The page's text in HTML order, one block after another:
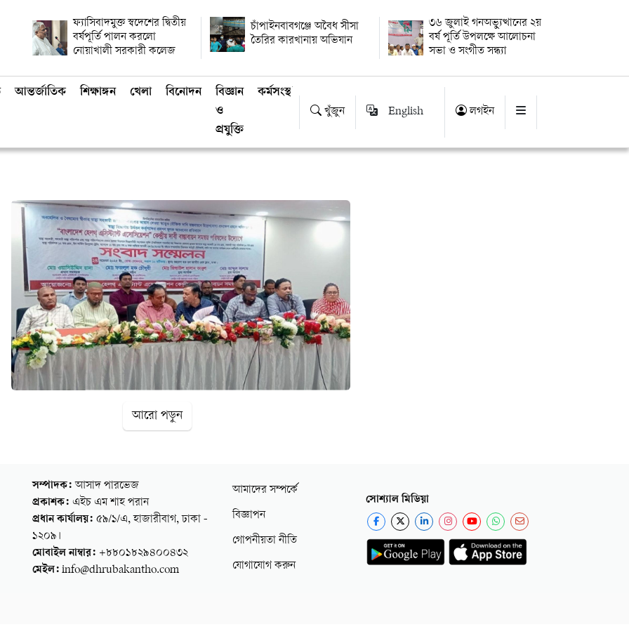
ফ্যাসিবাদমুক্ত স্বদেশের দ্বিতীয়
বর্ষপূর্তি পালন করলো
নোয়াখালী সরকারী কলেজ
চাঁপাইনবাবগঞ্জে অবৈধ সীসা
তৈরির কারখানায় অভিযান
৩৬ জুলাই গনঅভ্যুত্থানের ২য়
বর্ষ পূর্তি উপলক্ষে আলোচনা
সভা ও সংগীত সন্ধ্যা
আন্তর্জাতিক শিক্ষাঙ্গন খেলা বিনোদন
বিজ্ঞান
ও
প্রযুক্তি
কর্মসংস্থান
খুঁজুন English লগইন
আরো পড়ুন
সম্পাদক:আসাদ পারভেজ
প্রকাশক: এইচ এম শাহ পরান
প্রধান কার্যালয়: ৫৯/১/এ, হাজারীবাগ, ঢাকা -
১২০৯।
মোবাইল নাম্বার: +৮৮০১৮২৯৪০০৪৩২
মেইল: info@dhrubakantho.com
আমাদের সম্পর্কে
বিজ্ঞাপন
গোপনীয়তা নীতি
যোগাযোগ করুন
সোশ্যাল মিডিয়া